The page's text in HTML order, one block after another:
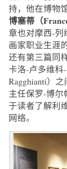
持，他在博物
博塞蒂（
章也对摩西-列
画家职业生涯
还有第三篇同
卡洛-卢多维科
Ragghianti）之
主任保罗-博尔
于读者了解利
网络。